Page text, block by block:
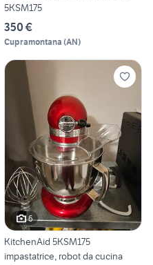
5KSM175
350 €
Cupramontana (AN)
6
KitchenAid 5KSM175
impastatrice, robot da cucina